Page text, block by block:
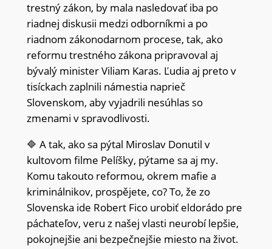
trestný zákon, by mala nasledovať iba po
riadnej diskusii medzi odborníkmi a po
riadnom zákonodarnom procese, tak, ako
reformu trestného zákona pripravoval aj
bývalý minister Viliam Karas. Ľudia aj preto v
tisíckach zaplnili námestia naprieč
Slovenskom, aby vyjadrili nesúhlas so
zmenami v spravodlivosti.
🔷 A tak, ako sa pýtal Miroslav Donutil v
kultovom filme Pelíšky, pýtame sa aj my.
Komu takouto reformou, okrem mafie a
kriminálnikov, prospějete, co? To, že zo
Slovenska ide Robert Fico urobiť eldorádo pre
páchateľov, veru z našej vlasti neurobí lepšie,
pokojnejšie ani bezpečnejšie miesto na život.